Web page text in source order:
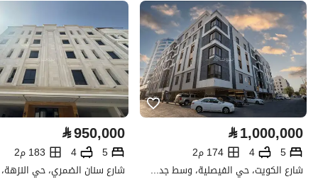
المساحة
219.69
عدد الغرف
5
خدمات العقار
كهرباء
تفاصيل اضافية
⃁1,000,000
5
4
174 م2
شارع الكويت، حي الفيصلية، وسط جدة، جدة
⃁950,000
5
4 183 م2